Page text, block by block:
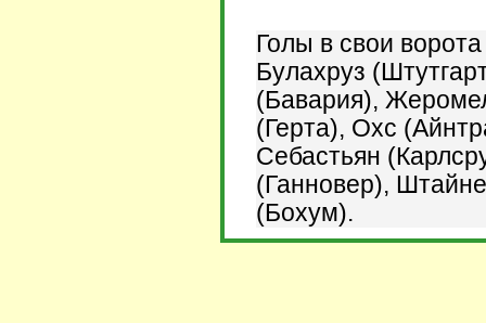
Голы в свои
Булахруз
(Бавария),
(Герта), Охс
Себастьян
(Ганновер),
(Бохум).